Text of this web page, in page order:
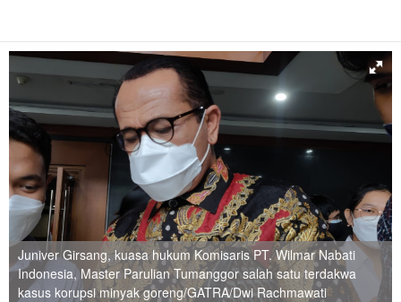
Juniver Girsang, kuasa hukum Komisaris PT. Wilmar Nabati
Indonesia, Master Parulian Tumanggor salah satu terdakwa
kasus korupsi minyak goreng/GATRA/Dwi Rachmawati